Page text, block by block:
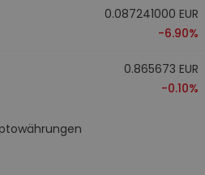
0.087241000 EUR
-6.90%
0.865673 EUR
-0.10%